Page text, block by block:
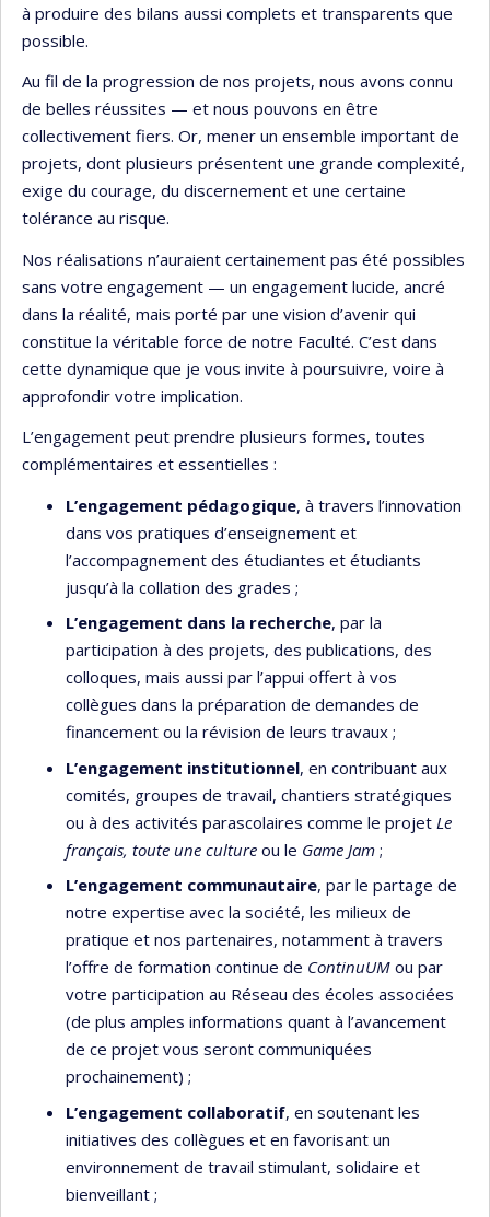
à produire des bilans aussi complets et transparents que
possible.
Au fil de la progression de nos projets, nous avons connu
de belles réussites — et nous pouvons en être
collectivement fiers. Or, mener un ensemble important de
projets, dont plusieurs présentent une grande complexité,
exige du courage, du discernement et une certaine
tolérance au risque.
Nos réalisations n’auraient certainement pas été possibles
sans votre engagement — un engagement lucide, ancré
dans la réalité, mais porté par une vision d’avenir qui
constitue la véritable force de notre Faculté. C’est dans
cette dynamique que je vous invite à poursuivre, voire à
approfondir votre implication.
L’engagement peut prendre plusieurs formes, toutes
complémentaires et essentielles :
L’engagement pédagogique, à travers l’innovation
dans vos pratiques d’enseignement et
l’accompagnement des étudiantes et étudiants
jusqu’à la collation des grades ;
L’engagement dans la recherche, par la
participation à des projets, des publications, des
colloques, mais aussi par l’appui offert à vos
collègues dans la préparation de demandes de
financement ou la révision de leurs travaux ;
L’engagement institutionnel, en contribuant aux
comités, groupes de travail, chantiers stratégiques
ou à des activités parascolaires comme le projet Le
français, toute une culture ou le Game Jam ;
L’engagement communautaire, par le partage de
notre expertise avec la société, les milieux de
pratique et nos partenaires, notamment à travers
l’offre de formation continue de ContinuUM ou par
votre participation au Réseau des écoles associées
(de plus amples informations quant à l’avancement
de ce projet vous seront communiquées
prochainement) ;
L’engagement collaboratif, en soutenant les
initiatives des collègues et en favorisant un
environnement de travail stimulant, solidaire et
bienveillant ;